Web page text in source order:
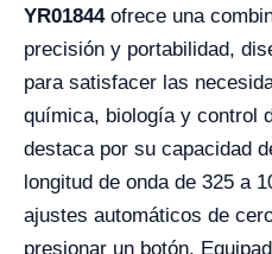
YR01844ofrece una
precisión y portabilidad,
para satisfacer las
química, biología y control
destaca por su capacidad
longitud de onda de 325 a
ajustes automáticos de
presionar un botón.